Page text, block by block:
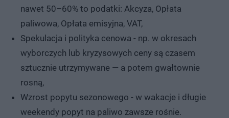
nawet 50–60% to podatki: Akcyza, Opłata
paliwowa, Opłata emisyjna, VAT,
Spekulacja i polityka cenowa - np. w okresach
wyborczych lub kryzysowych ceny są czasem
sztucznie utrzymywane — a potem gwałtownie
rosną,
Wzrost popytu sezonowego - w wakacje i długie
weekendy popyt na paliwo zawsze rośnie.